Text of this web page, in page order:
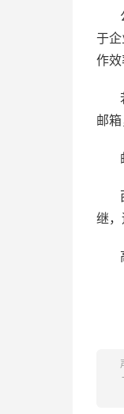
于
作效
邮
继，